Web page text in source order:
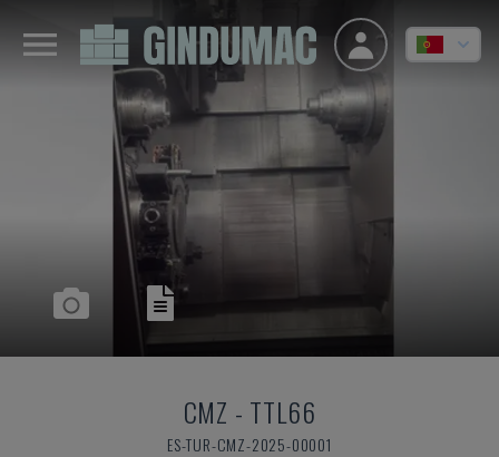
CMZ - TTL66
ES-TUR-CMZ-2025-00001